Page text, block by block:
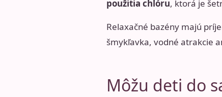
použitia chlóru, ktorá je
Relaxačné bazény majú
šmykľavka, vodné atrakcie
Môžu deti do